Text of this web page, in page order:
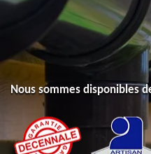
Nous sommes disponibles